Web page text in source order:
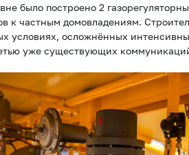
было построено 2
к частным домовладениям.
условиях, осложнённых
уже существующих